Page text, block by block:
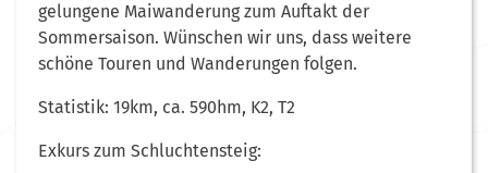
gelungene Maiwanderung zum Auftakt der
Sommersaison. Wünschen wir uns, dass weitere
schöne Touren und Wanderungen folgen.
Statistik: 19km, ca. 590hm, K2, T2
Exkurs zum Schluchtensteig: